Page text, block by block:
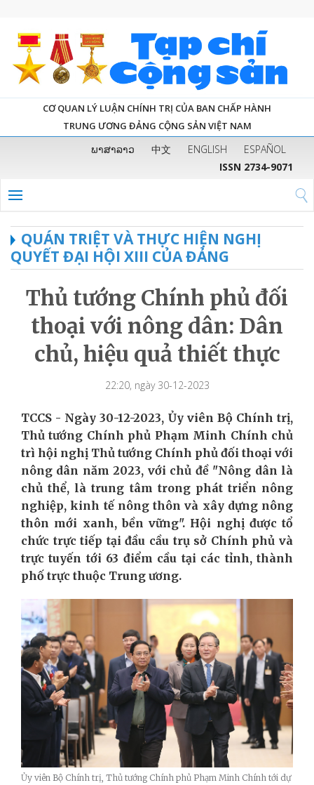
CƠ QUAN LÝ LUẬN CHÍNH TRỊ CỦA BAN CHẤP HÀNH
TRUNG ƯƠNG ĐẢNG CỘNG SẢN VIỆT NAM
ພາສາລາວ 中文 ENGLISH
ESPAÑOL
ISSN 2734-9071
QUÁN TRIỆT VÀ THỰC HIỆN NGHỊ
QUYẾT ĐẠI HỘI XIII CỦA ĐẢNG
Thủ tướng Chính phủ đối
thoại với nông dân: Dân
chủ, hiệu quả thiết thực
22:20, ngày 30-12-2023
TCCS - Ngày 30-12-2023, Ủy viên Bộ Chính trị,
Thủ tướng Chính phủ Phạm Minh Chính chủ
trì hội nghị Thủ tướng Chính phủ đối thoại với
nông dân năm 2023, với chủ đề "Nông dân là
chủ thể, là trung tâm trong phát triển nông
nghiệp, kinh tế nông thôn và xây dựng nông
thôn mới xanh, bền vững". Hội nghị được tổ
chức trực tiếp tại đầu cầu trụ sở Chính phủ và
trực tuyến tới 63 điểm cầu tại các tỉnh, thành
phố trực thuộc Trung ương.
Ủy viên Bộ Chính trị, Thủ tướng Chính phủ Phạm Minh Chính tới dự